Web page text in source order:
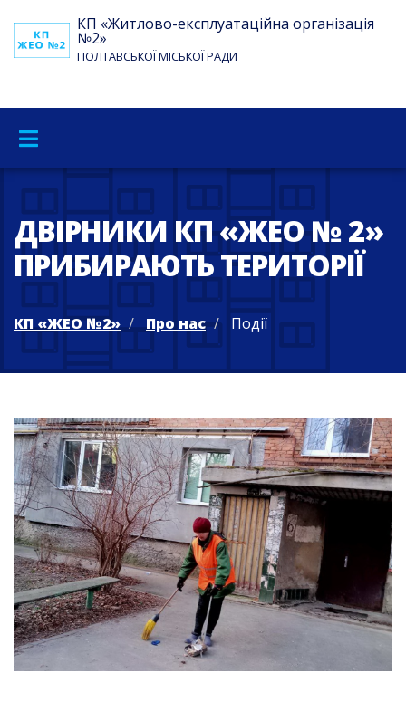
КП «Житлово-експлуатаційна організація
№2»
ПОЛТАВСЬКОЇ МІСЬКОЇ РАДИ
ДВІРНИКИ КП «ЖЕО № 2»
ПРИБИРАЮТЬ ТЕРИТОРІЇ
КП «ЖЕО №2» Про нас Події